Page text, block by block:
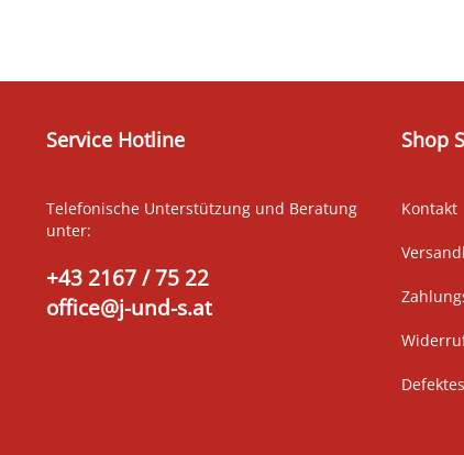
Service Hotline
Telefonische Unterstützung und Beratung
unter:
+43 2167 / 75 22
office@j-und-s.at
Shop
Kontakt